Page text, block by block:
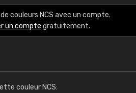
couleurs NCS avec un compte.
un compte gratuitement.
couleur NCS: